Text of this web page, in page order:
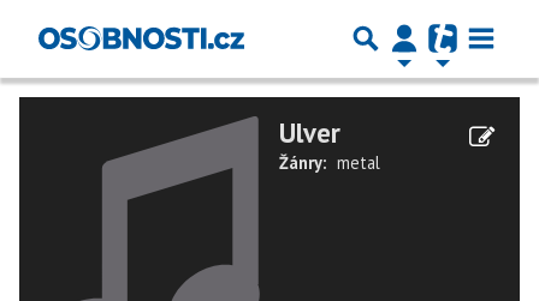
Ulver
Žánry: metal